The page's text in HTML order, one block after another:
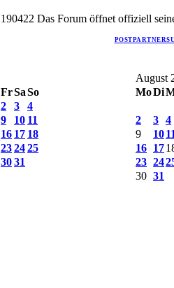
190422 Das Forum öffnet offiziell
FrSaSo
2 3
4
9 10 11
16 17 18
232425
3031
August
MoDi
2
3 4
9
1011
16 17
23 24
30 31